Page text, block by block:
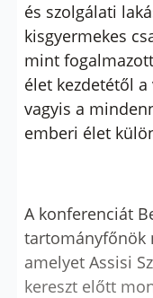
és szolgálati
kisgyermekes
mint
élet kezdetétől
vagyis a
emberi élet
A konferenciát
tartományfőnök
amelyet Assisi
kereszt előtt